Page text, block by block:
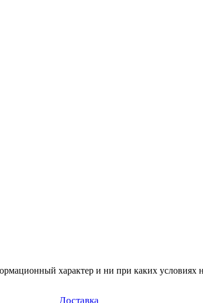
Доставка
характер и ни при каких условиях